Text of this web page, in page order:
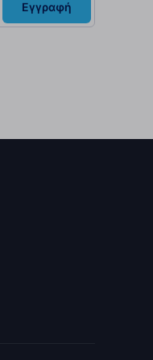
Εγγραφή